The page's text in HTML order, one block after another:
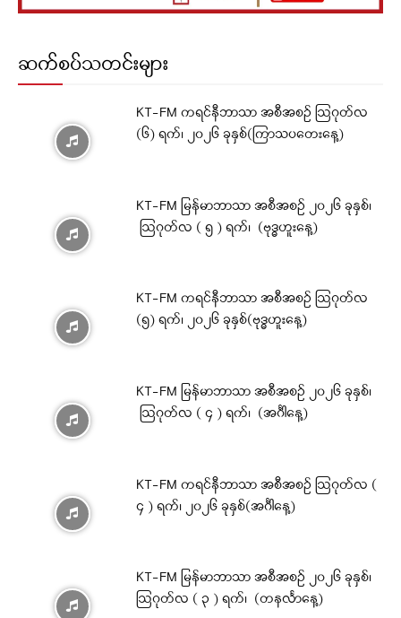
ဆက်စပ်သတင်းများ
KT-FM ကရင်နီဘာသာ အစီအစဉ် ဩဂုတ်လ
(၆) ရက်၊ ၂၀၂၆ ခုနှစ်(ကြာသပတေးနေ့)
KT-FM မြန်မာဘာသာ အစီအစဉ် ၂၀၂၆ ခုနှစ်၊
ဩဂုတ်လ ( ၅ ) ရက်၊ (ဗုဒ္ဓဟူးနေ့)
KT-FM ကရင်နီဘာသာ အစီအစဉ် ဩဂုတ်လ
(၅) ရက်၊ ၂၀၂၆ ခုနှစ်(ဗုဒ္ဓဟူးနေ့)
KT-FM မြန်မာဘာသာ အစီအစဉ် ၂၀၂၆ ခုနှစ်၊
ဩဂုတ်လ ( ၄ ) ရက်၊ (အင်္ဂါနေ့)
KT-FM ကရင်နီဘာသာ အစီအစဉ် ဩဂုတ်လ (
၄ ) ရက်၊ ၂၀၂၆ ခုနှစ်(အင်္ဂါနေ့)
KT-FM မြန်မာဘာသာ အစီအစဉ် ၂၀၂၆ ခုနှစ်၊
ဩဂုတ်လ ( ၃ ) ရက်၊ (တနင်္လာနေ့)